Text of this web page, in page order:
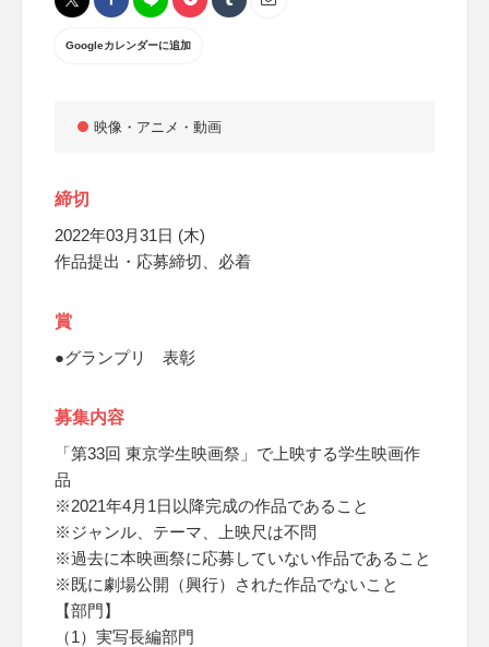
Googleカレンダーに追加
映像・アニメ・動画
締切
2022年03月31日 (木)
作品提出・応募締切、必着
賞
●グランプリ 表彰
募集内容
「第33回 東京学生映画祭」で上映する学生映画作
品
※2021年4月1日以降完成の作品であること
※ジャンル、テーマ、上映尺は不問
※過去に本映画祭に応募していない作品であること
※既に劇場公開（興行）された作品でないこと
【部門】
（1）実写長編部門